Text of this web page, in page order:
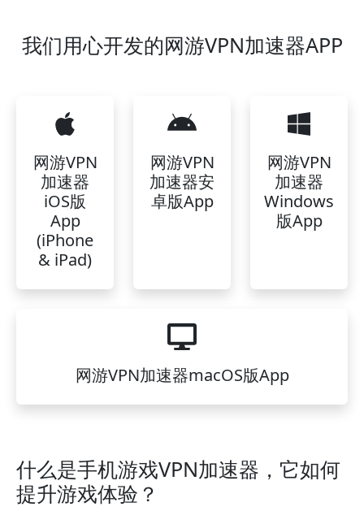
我们用心开发的网游VPN加速器APP
网游VPN
加速器
iOS版
App
(iPhone
& iPad)
网游VPN
加速器安
卓版App
网游VPN
加速器
Windows
版App
网游VPN加速器macOS版App
什么是手机游戏VPN加速器，它如何
提升游戏体验？